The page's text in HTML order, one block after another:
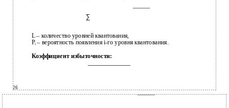
∑
L – количество уровней квантования,
Pi– вероятность появления i-го уровня квантования.
Коэффициент избыточности:
26